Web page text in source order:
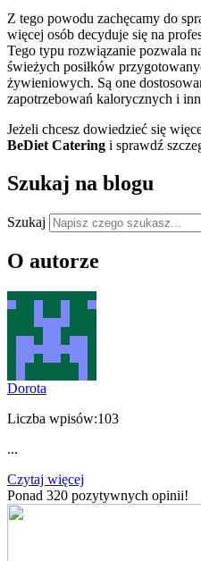
Z tego powodu zachęcamy do
więcej osób decyduje się na
Tego typu rozwiązanie pozwala
świeżych posiłków
żywieniowych. Są one
zapotrzebowań kalorycznych i
Jeżeli chcesz dowiedzieć się
BeDiet Catering i sprawdź
Szukaj na blogu
Szukaj
O autorze
Dorota
Liczba wpisów:103
...
Czytaj więcej
Ponad 320 pozytywnych opinii!